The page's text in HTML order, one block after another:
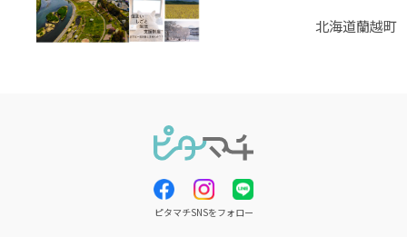
北海道蘭越町
ピタマチSNSをフォロー